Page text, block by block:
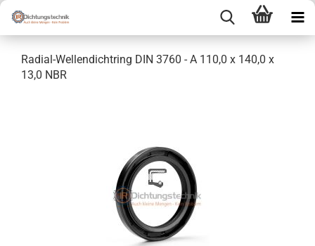
Radial-Wellendichtring DIN 3760 - A 110,0 x 140,0 x
13,0 NBR